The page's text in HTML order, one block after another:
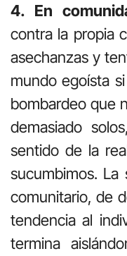
4. En
contra la propia
asechanzas y
mundo egoísta
bombardeo que
demasiado
sentido de la
sucumbimos. La
comunitario, de
tendencia al
termina